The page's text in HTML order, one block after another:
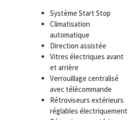
Système Start Stop
Climatisation
automatique
Direction assistée
Vitres électriques avant
et arrière
Verrouillage centralisé
avec télécommande
Rétroviseurs extérieurs
réglables électriquement